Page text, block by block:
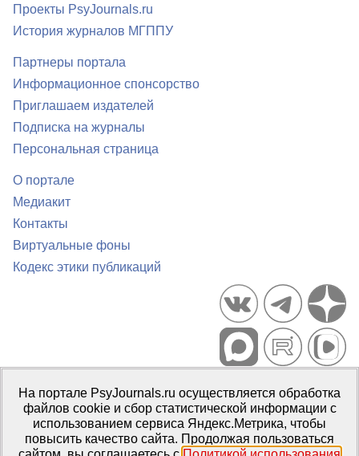
Проекты PsyJournals.ru
История журналов МГППУ
Партнеры портала
Информационное спонсорство
Приглашаем издателей
Подписка на журналы
Персональная страница
О портале
Медиакит
Контакты
Виртуальные фоны
Кодекс этики публикаций
Портал психологических изданий PsyJournals.ru, 2007–2026
Правила использования материалов
Свидетельство регистрации СМИЭл № ФС77-66447 от 14 июля
2016 г.
На портале PsyJournals.ru осуществляется обработка
файлов cookie и сбор статистической информации с
использованием сервиса Яндекс.Метрика, чтобы
повысить качество сайта. Продолжая пользоваться